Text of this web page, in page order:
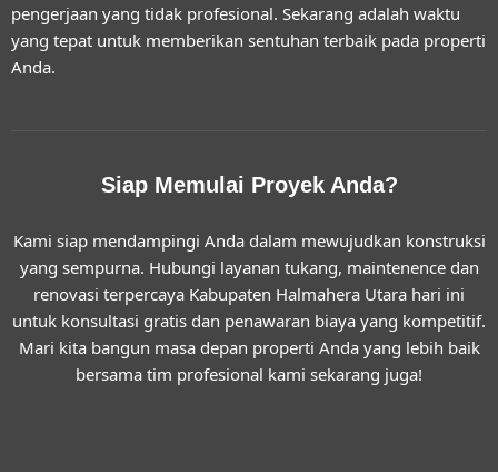
pengerjaan yang tidak profesional. Sekarang adalah waktu
yang tepat untuk memberikan sentuhan terbaik pada properti
Anda.
Siap Memulai Proyek Anda?
Kami siap mendampingi Anda dalam mewujudkan konstruksi
yang sempurna. Hubungi layanan tukang, maintenence dan
renovasi terpercaya Kabupaten Halmahera Utara hari ini
untuk konsultasi gratis dan penawaran biaya yang kompetitif.
Mari kita bangun masa depan properti Anda yang lebih baik
bersama tim profesional kami sekarang juga!